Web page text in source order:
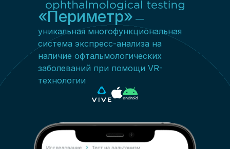
«Периметр» —
уникальная многофункциональная
система экспресс-анализа на
наличие офтальмологических
заболеваний при помощи VR-
технологии